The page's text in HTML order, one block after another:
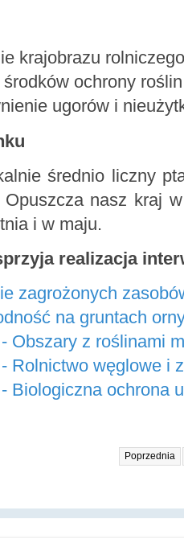
krajobrazu
środków ochrony
ugorów i
średnio liczny
Opuszcza nasz kraj
i w maju.
realizacja
zagrożonych
na gruntach
Obszary z roślinami
Rolnictwo węglowe i
Biologiczna ochrona
Poprzednia